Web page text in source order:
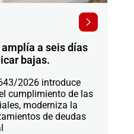
a seis días
bajas.
2026 introduce
cumplimiento de las
moderniza la
de deudas